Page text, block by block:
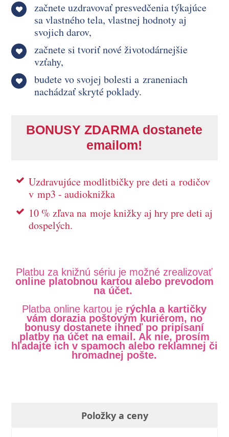
začnete uzdravovať presvedčenia týkajúce
sa vlastného tela, vlastnej hodnoty aj
svojich darov,
začnete si tvoriť nové životodárnejšie
vzťahy,
budete vo svojej bolesti a zraneniach
nachádzať skryté poklady.
BONUSY ZDARMA dostanete
emailom!
Uzdravujúce modlitbičky pre deti a rodičov
v mp3 - audioknižka
10 % zľava na moje knižky aj hry pre deti aj
dospelých.
Platbu za knižnú sériu je možné zrealizovať
online platobnou kartou alebo prevodom
na účet.
Platba online kartou je rýchla a kartičky
vám dorazia poštovým kuriérom, no
bonusy dostanete ihneď po pripísaní
platby na účet na email. Ak nie, prosím
hľadajte ich v spamoch alebo reklamnej či
hromadnej pošte.
Položky a ceny